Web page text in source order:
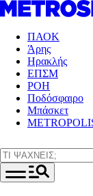
ΠΑΟΚ
Άρης
Ηρακλής
ΕΠΣΜ
ΡΟΗ
Ποδόσφαιρο
Μπάσκετ